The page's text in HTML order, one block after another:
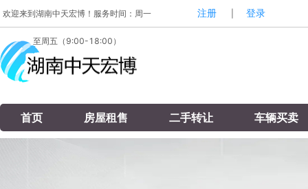
欢迎来到湖南中天宏博！服务时间：周一
至周五（9:00-18:00）
注册 登录
首页 房屋租售 二手转让 车辆买卖